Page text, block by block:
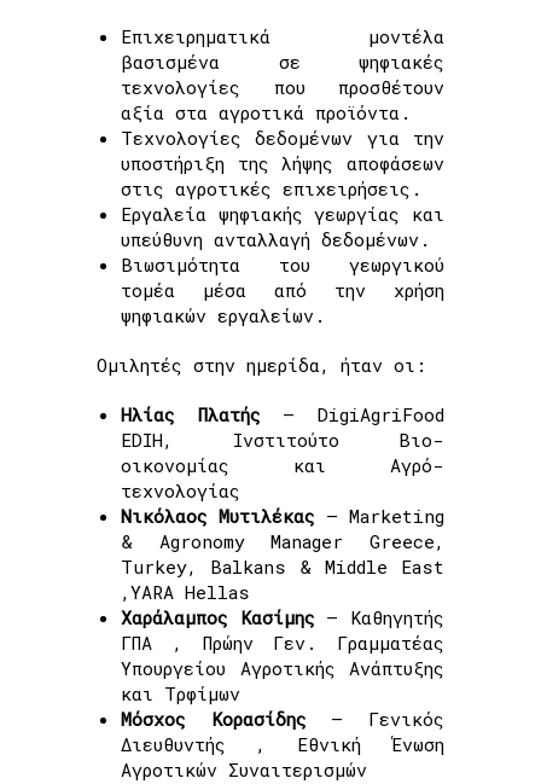
Επιχειρηματικά μοντέλα
βασισμένα σε ψηφιακές
τεχνολογίες που προσθέτουν
αξία στα αγροτικά προϊόντα.
Τεχνολογίες δεδομένων για την
υποστήριξη της λήψης αποφάσεων
στις αγροτικές επιχειρήσεις.
Εργαλεία ψηφιακής γεωργίας και
υπεύθυνη ανταλλαγή δεδομένων.
Βιωσιμότητα του γεωργικού
τομέα μέσα από την χρήση
ψηφιακών εργαλείων.
Ομιλητές στην ημερίδα, ήταν οι:
Ηλίας Πλατής – DigiAgriFood
EDIH, Ινστιτούτο Βιο-
οικονομίας και Αγρό-
τεχνολογίας
Νικόλαος Μυτιλέκας – Marketing
& Agronomy Manager Greece,
Turkey, Balkans & Middle East
,YARA Hellas
Χαράλαμπος Κασίμης – Καθηγητής
ΓΠΑ , Πρώην Γεν. Γραμματέας
Υπουργείου Αγροτικής Ανάπτυξης
και Τρφίμων
Μόσχος Κορασίδης – Γενικός
Διευθυντής , Εθνική Ένωση
Αγροτικών Συναιτερισμών